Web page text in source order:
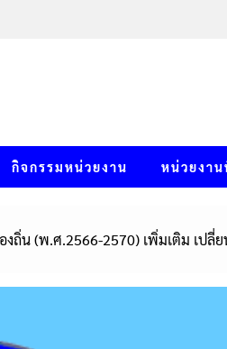
กิจกรรมหน่วยงาน หน่วยงาน
ถิ่น (พ.ศ.2566-2570) เพิ่มเติม เปลี่